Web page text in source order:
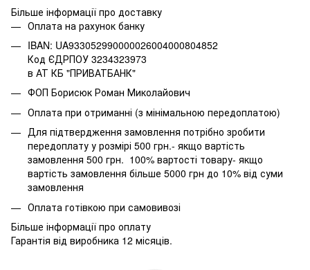
Більше інформації про доставку
Оплата на рахунок банку
IBAN: UA933052990000026004000804852
Код ЄДРПОУ 3234323973
в АТ КБ "ПРИВАТБАНК"
ФОП Борисюк Роман Миколайович
Оплата при отриманні (з мінімальною передоплатою)
Для підтвердження замовлення потрібно зробити
передоплату у розмірі 500 грн.- якщо вартість
замовлення 500 грн. 100% вартості товару- якщо
вартість замовлення більше 5000 грн до 10% від суми
замовлення
Оплата готівкою при самовивозі
Більше інформації про оплату
Гарантія від виробника 12 місяців.